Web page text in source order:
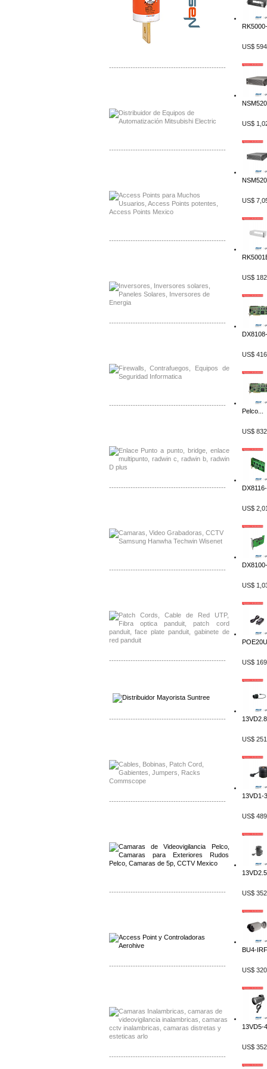
-------------------------------------------------
-------------------------------------------------
-------------------------------------------------
-------------------------------------------------
-------------------------------------------------
-------------------------------------------------
-------------------------------------------------
-------------------------------------------------
-------------------------------------------------
-------------------------------------------------
-------------------------------------------------
-------------------------------------------------
-------------------------------------------------
RK5000-
US$ 594
US$
US$
US$ 182
DX8108-
US$ 416
Pelco...
US$ 832
DX8116-
US$
DX8100-
US$
US$ 169
US$ 251
13VD1-
US$ 489
US$ 352
BU4-
US$ 320
13VD5-
US$ 352